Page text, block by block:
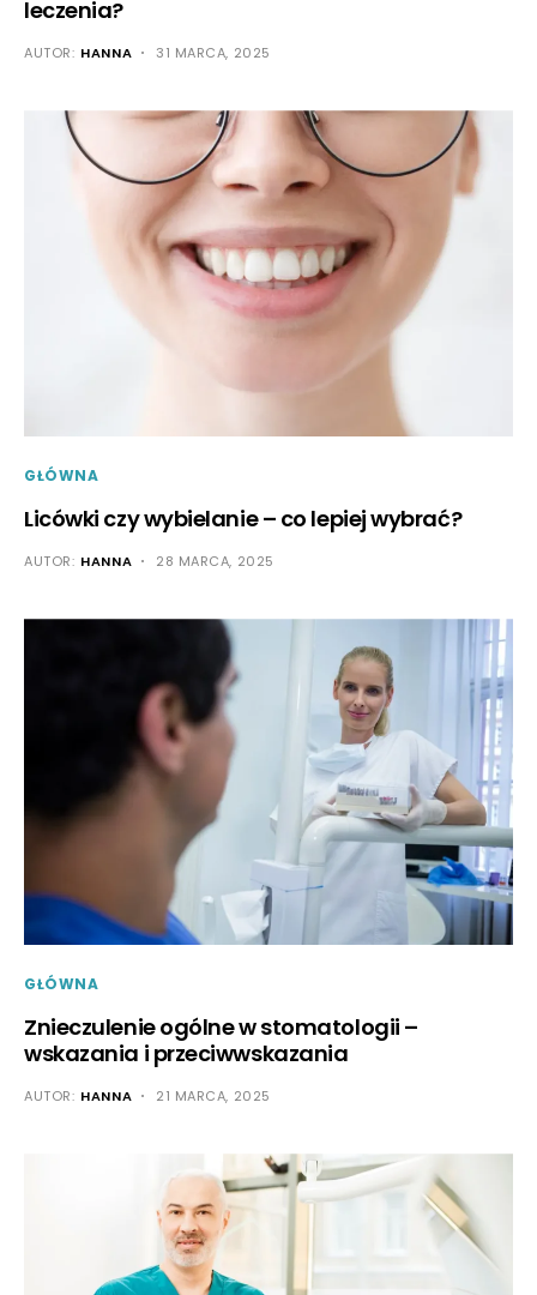
leczenia?
AUTOR: HANNA 31 MARCA, 2025
GŁÓWNA
Licówki czy wybielanie – co lepiej wybrać?
AUTOR: HANNA 28 MARCA, 2025
GŁÓWNA
Znieczulenie ogólne w stomatologii –
wskazania i przeciwwskazania
AUTOR: HANNA 21 MARCA, 2025